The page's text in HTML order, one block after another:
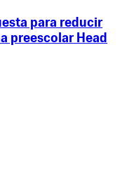
para reducir
preescolar Head